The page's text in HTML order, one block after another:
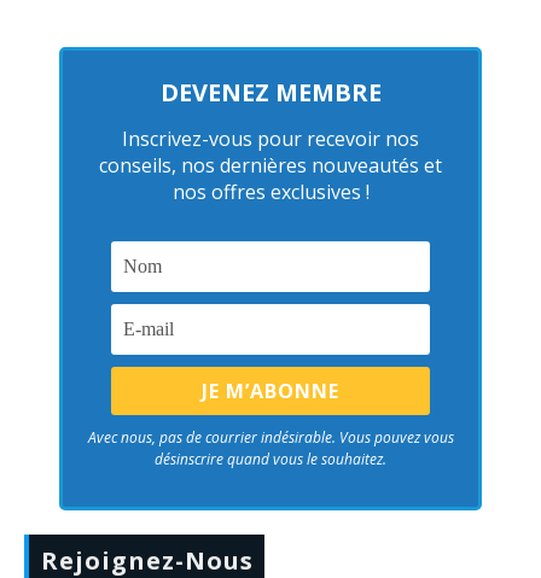
DEVENEZ MEMBRE
Inscrivez-vous pour recevoir nos
conseils, nos dernières nouveautés et
nos offres exclusives !
Avec nous, pas de courrier indésirable. Vous pouvez vous
désinscrire quand vous le souhaitez.
Rejoignez-Nous